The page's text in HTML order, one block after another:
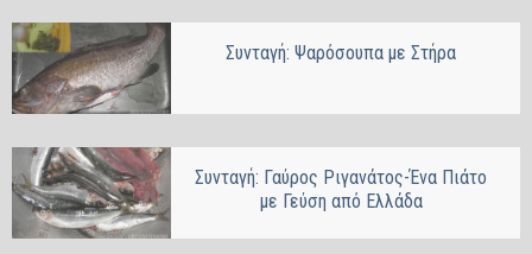
Συνταγή: Ψαρόσουπα με Στήρα
Συνταγή: Γαύρος Ριγανάτος-Ένα Πιάτο
με Γεύση από Ελλάδα